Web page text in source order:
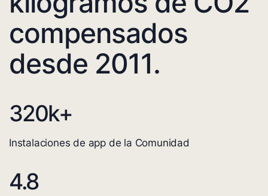
compensados
desde 2011.
320k+
Instalaciones de app de la Comunidad
4.8